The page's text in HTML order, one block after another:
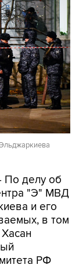
По делу об
"Э" МВД
и его
в том
РФ